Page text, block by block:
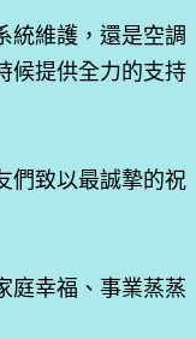
統維護，還是空調
候提供全力的支持
們致以最誠摯的祝
庭幸福、事業蒸蒸